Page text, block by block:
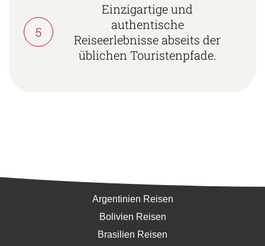
5
Einzigartige und
authentische
Reiseerlebnisse abseits der
üblichen Touristenpfade.
Argentinien Reisen
Bolivien Reisen
Brasilien Reisen